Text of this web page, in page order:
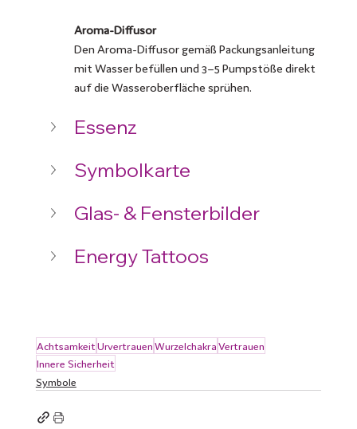
Aroma-Diffusor
Den Aroma-Diffusor gemäß Packungsanleitung
mit Wasser befüllen und 3–5 Pumpstöße direkt
auf die Wasseroberfläche sprühen.
Essenz
Symbolkarte
Glas- & Fensterbilder
Energy Tattoos
AchtsamkeitUrvertrauenWurzelchakraVertrauen
Innere Sicherheit
Symbole